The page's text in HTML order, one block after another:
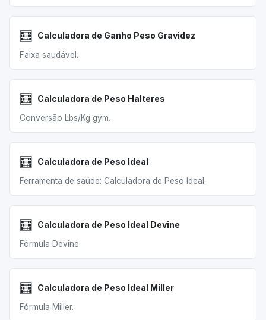
🧮 Calculadora de Ganho Peso Gravidez
Faixa saudável.
🧮 Calculadora de Peso Halteres
Conversão Lbs/Kg gym.
🧮 Calculadora de Peso Ideal
Ferramenta de saúde: Calculadora de Peso Ideal.
🧮 Calculadora de Peso Ideal Devine
Fórmula Devine.
🧮 Calculadora de Peso Ideal Miller
Fórmula Miller.